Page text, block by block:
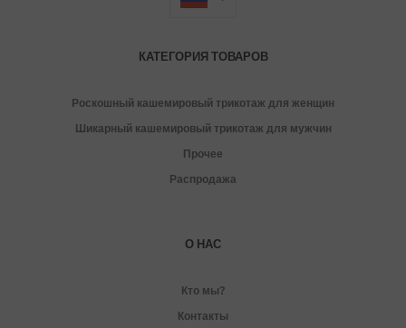
КАТЕГОРИЯ ТОВАРОВ
Роскошный кашемировый трикотаж для женщин
Шикарный кашемировый трикотаж для мужчин
Прочее
Распродажа
О НАС
Кто мы?
Контакты